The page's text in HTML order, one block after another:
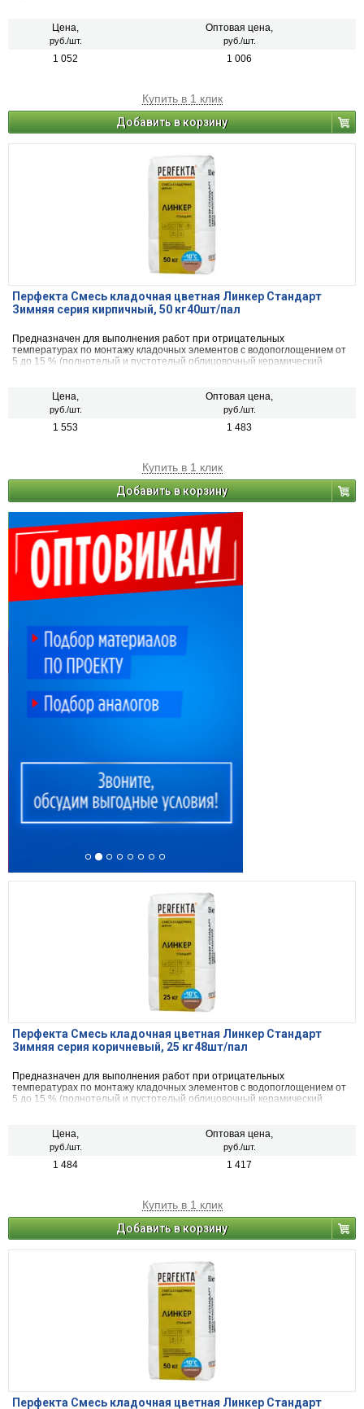
Цена,
руб./шт.
Оптовая цена,
руб./шт.
1 052 1 006
Купить в 1 клик
Добавить в корзину
Перфекта Смесь кладочная цветная Линкер Стандарт
Зимняя серия кирпичный, 50 кг40шт/пал
Предназначен для выполнения работ при отрицательных
температурах по монтажу кладочных элементов с водопоглощением от
5 до 15 % (полнотелый и пустотелый облицовочный керамический
Цена,
руб./шт.
Оптовая цена,
руб./шт.
1 553 1 483
Купить в 1 клик
Добавить в корзину
Перфекта Смесь кладочная цветная Линкер Стандарт
Зимняя серия коричневый, 25 кг48шт/пал
Предназначен для выполнения работ при отрицательных
температурах по монтажу кладочных элементов с водопоглощением от
5 до 15 % (полнотелый и пустотелый облицовочный керамический
Цена,
руб./шт.
Оптовая цена,
руб./шт.
1 484 1 417
Купить в 1 клик
Добавить в корзину
Перфекта Смесь кладочная цветная Линкер Стандарт